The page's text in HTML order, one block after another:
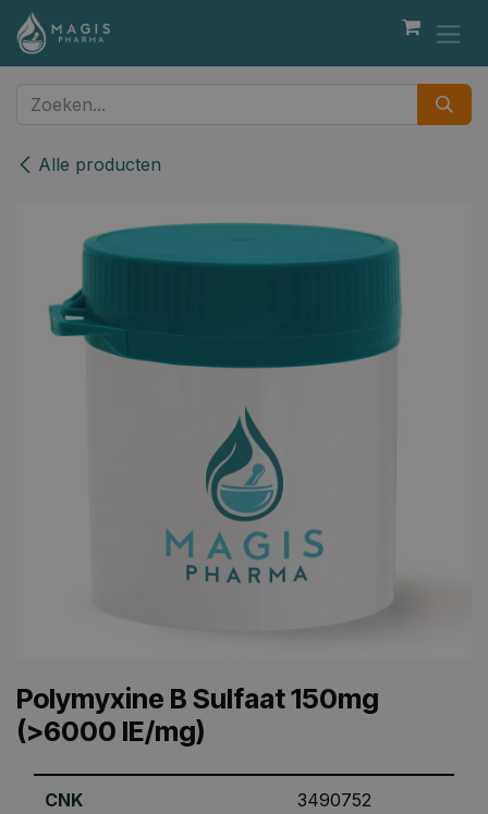
Overslaan naar inhoud
Alle producten
Polymyxine B Sulfaat 150mg
(>6000 IE/mg)
CNK 3490752